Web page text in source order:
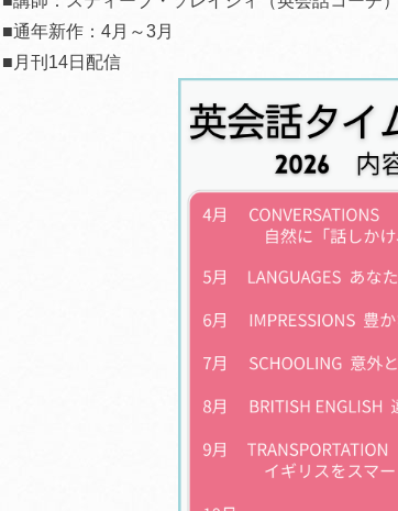
■通年新作：4月～3月
■月刊14日配信